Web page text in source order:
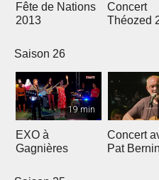
Fête de Nations
2013
Concert
Théozed
Saison 26
19 min
EXO à
Gagnières
Concert
Pat